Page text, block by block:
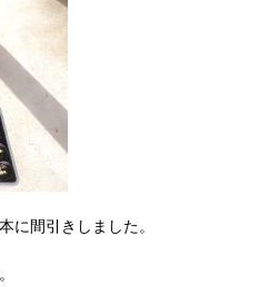
に間引きしました。